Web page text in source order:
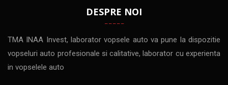
DESPRE NOI
TMA INAA Invest, laborator vopsele auto va pune la dispozitie
vopseluri auto profesionale si calitative, laborator cu experienta
in vopselele auto